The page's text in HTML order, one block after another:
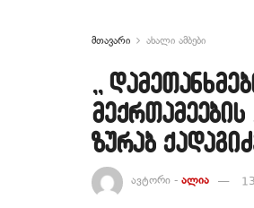
მთავარი ახალი ამბები
,,
ზურაბ
ავტორი - ალია